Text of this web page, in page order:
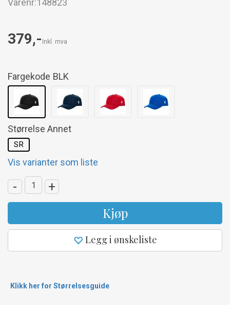
Varenr:148823
379,- Inkl. mva
Fargekode BLK
Størrelse Annet
SR
Vis varianter som liste
- +
Kjøp
Legg i ønskeliste
Klikk her for Størrelsesguide